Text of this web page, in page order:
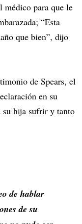
para que le
“Esta
que bien”, dijo
de Spears, el
en su
su hija sufrir y tanto
de hablar
de su